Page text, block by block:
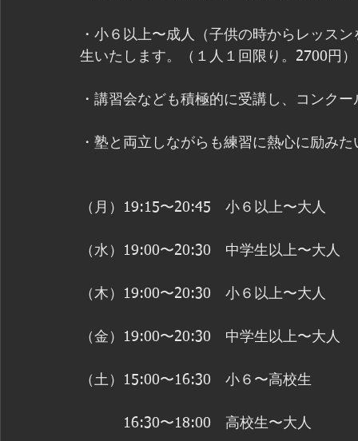
・小６以上〜成人（子供の時からレッス
生いたします。（１人１回限り。2700円）
・講習会なども積極的に受講し、コンク
・塾と両立しながらも練習に熱心に励みた
（月）19:15〜20:45　小６以上〜大人
（水）19:00〜20:30　中学生以上〜大人
（木）19:00〜20:30　小６以上〜大人
（金）19:00〜20:30　中学生以上〜大人
（土）15:00〜16:30　小６〜高校生
16:30〜18:00　高校生〜大人